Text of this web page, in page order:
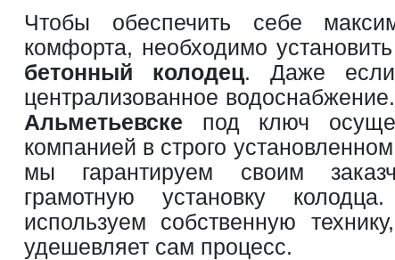
Чтобы обеспечить себе
комфорта, необходимо
бетонный колодец. Даже
централизованное водоснабжение.
Альметьевске под ключ
компанией в строго
мы гарантируем своим
грамотную установку
используем собственную
удешевляет сам процесс.